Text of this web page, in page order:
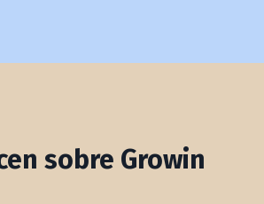
sobre Growin